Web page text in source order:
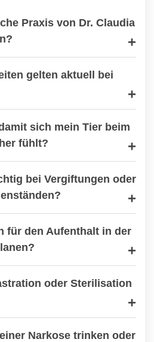
Praxis von Dr. Claudia
gelten aktuell bei
sich mein Tier beim
fühlt?
bei Vergiftungen oder
für den Aufenthalt in der
oder Sterilisation
Narkose trinken oder